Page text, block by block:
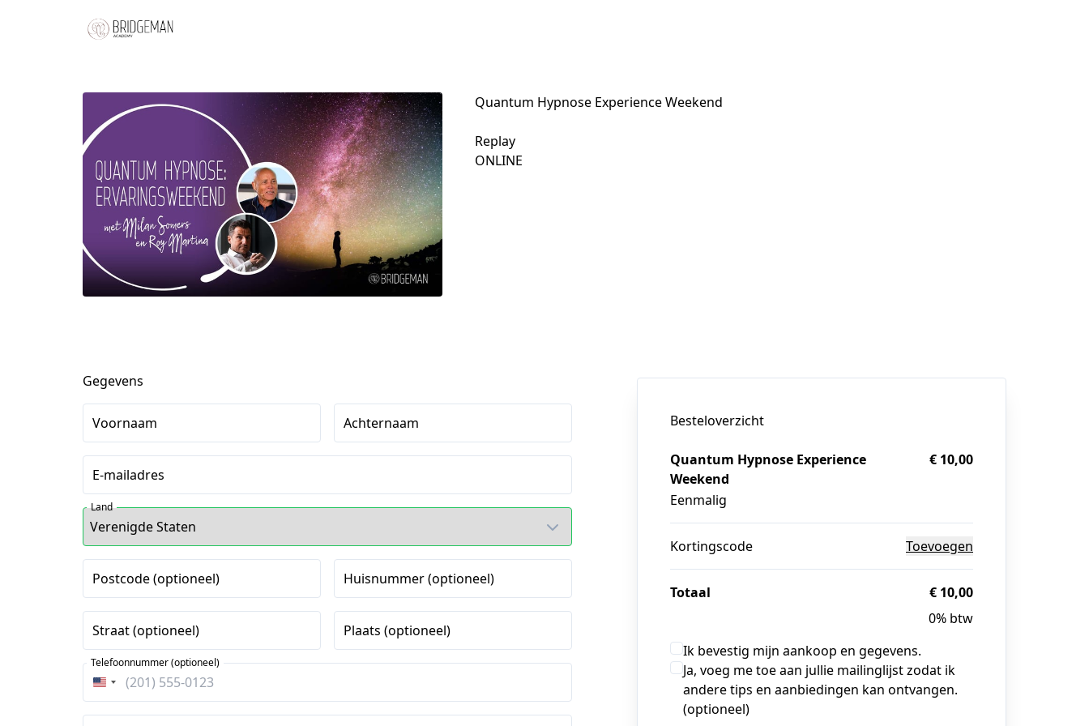
Quantum Hypnose Experience Weekend
Replay
ONLINE
Gegevens
Voornaam Achternaam
E-mailadres
Land
Postcode (optioneel) Huisnummer (optioneel)
Straat (optioneel) Plaats (optioneel)
Verenigde
Staten
Telefoonnummer (optioneel)
Besteloverzicht
Quantum Hypnose Experience
Weekend
Eenmalig
€ 10,00
Kortingscode Toevoegen
Totaal
€ 10,00
0% btw
Ik bevestig mijn aankoop en gegevens.
Ja, voeg me toe aan jullie mailinglijst zodat ik
andere tips en aanbiedingen kan ontvangen.
(optioneel)